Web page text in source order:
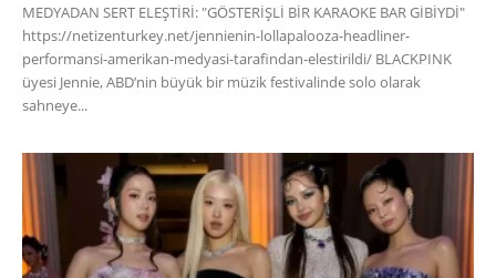
MEDYADAN SERT ELEŞTİRİ: "GÖSTERİŞLİ BİR KARAOKE BAR GİBİYDİ"
https://netizenturkey.net/jennienin-lollapalooza-headliner-
performansi-amerikan-medyasi-tarafindan-elestirildi/ BLACKPINK
üyesi Jennie, ABD’nin büyük bir müzik festivalinde solo olarak
sahneye...